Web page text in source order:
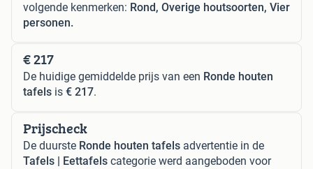
volgende kenmerken: Rond, Overige houtsoorten, Vier
personen.
€ 217
De huidige gemiddelde prijs van een Ronde houten
tafels is € 217.
Prijscheck
De duurste Ronde houten tafels advertentie in de
Tafels | Eettafels categorie werd aangeboden voor